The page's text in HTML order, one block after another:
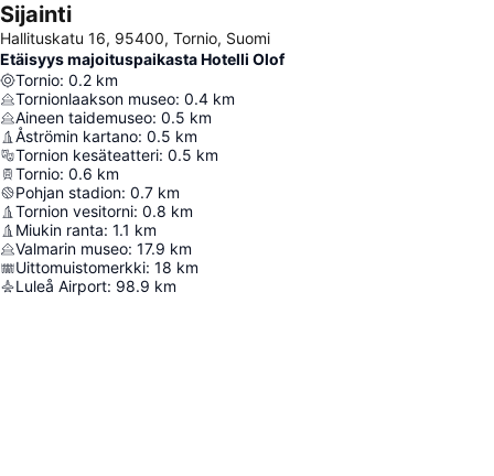
Sijainti
Hallituskatu 16, 95400, Tornio, Suomi
Etäisyys majoituspaikasta Hotelli Olof
Tornio: 0.2 km
Tornionlaakson museo: 0.4 km
Aineen taidemuseo: 0.5 km
Åströmin kartano: 0.5 km
Tornion kesäteatteri: 0.5 km
Tornio: 0.6 km
Pohjan stadion: 0.7 km
Tornion vesitorni: 0.8 km
Miukin ranta: 1.1 km
Valmarin museo: 17.9 km
Uittomuistomerkki: 18 km
Luleå Airport: 98.9 km